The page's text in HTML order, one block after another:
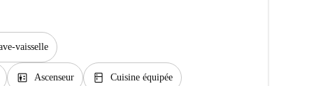
vaisselle
elevator Ascenseur kitchen Cuisine équipée